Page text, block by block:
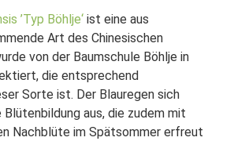
’Typ Böhlje‘ ist eine aus
Art des Chinesischen
von der Baumschule Böhlje in
die entsprechend
Sorte ist. Der Blauregen sich
Blütenbildung aus, die zudem mit
Nachblüte im Spätsommer erfreut